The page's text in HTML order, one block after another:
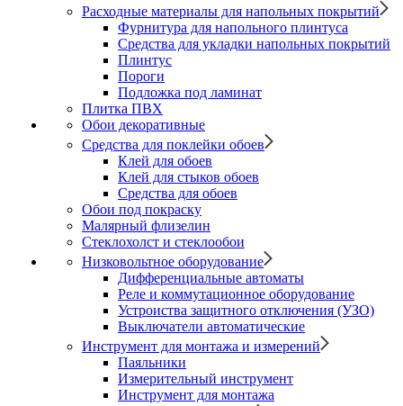
Расходные материалы для напольных покрытий
Фурнитура для напольного плинтуса
Средства для укладки напольных покрытий
Плинтус
Пороги
Подложка под ламинат
Плитка ПВХ
Обои декоративные
Средства для поклейки обоев
Клей для обоев
Клей для стыков обоев
Средства для обоев
Обои под покраску
Малярный флизелин
Стеклохолст и стеклообои
Низковольтное оборудование
Дифференциальные автоматы
Реле и коммутационное оборудование
Устроиства защитного отключения (УЗО)
Выключатели автоматические
Инструмент для монтажа и измерений
Паяльники
Измерительный инструмент
Инструмент для монтажа